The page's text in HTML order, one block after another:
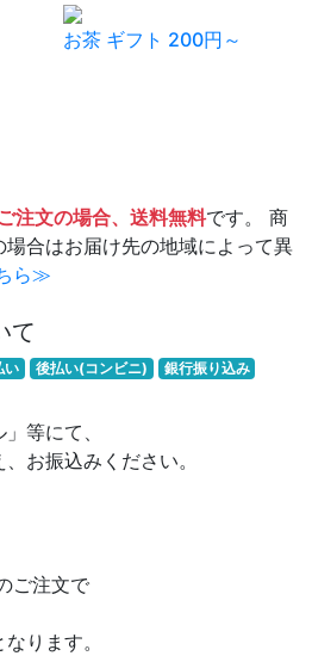
お茶 ギフト 200円～
注文の場合、送料無料です。 商
合はお届け先の地域によって異
ら≫
て
い 後払い(コンビニ) 銀行振り込み
等にて、
お振込みください。
ご注文で
ります。